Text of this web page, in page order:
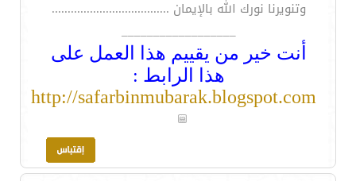
وتنويرنا نورك الله بالإيمان .....................................
__________________
أنت خير من يقييم هذا العمل على
هذا الرابط :
http://safarbinmubarak.blogspot.com